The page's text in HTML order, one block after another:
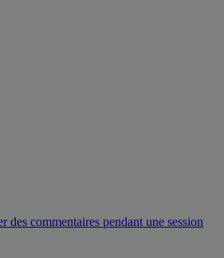
des commentaires pendant une session